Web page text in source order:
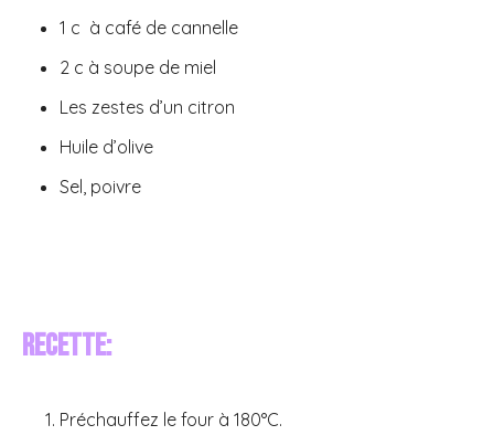
1 c à café de cannelle
2 c à soupe de miel
Les zestes d’un citron
Huile d’olive
Sel, poivre
Recette:
Préchauffez le four à 180°C.